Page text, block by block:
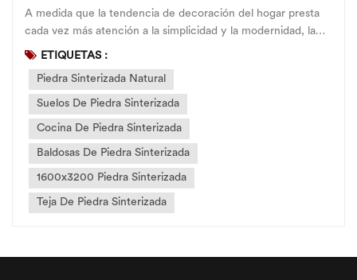
A medida que la tendencia de decoración del hogar presta
cada vez más atención a la simplicidad y la modernidad, la
piedra sinterizada a gran escala, como material de alto
muchas familias. diseñar toda la casa...
ETIQUETAS :
Piedra Sinterizada Natural
Suelos De Piedra Sinterizada
Cocina De Piedra Sinterizada
Baldosas De Piedra Sinterizada
1600x3200 Piedra Sinterizada
Teja De Piedra Sinterizada